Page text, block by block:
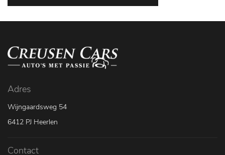
Adres
Wijngaardsweg 54
6412 PJ Heerlen
Contact